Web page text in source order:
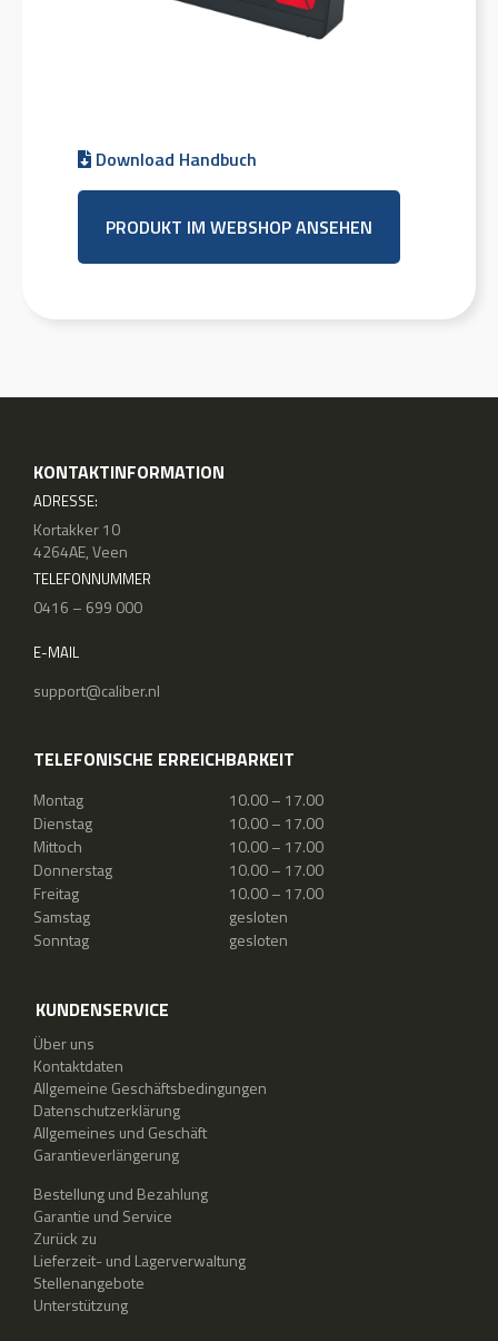
Download Handbuch
PRODUKT IM WEBSHOP ANSEHEN
KONTAKTINFORMATION
ADRESSE:
Kortakker 10
4264AE, Veen
TELEFONNUMMER
0416 – 699 000
E-MAIL
support@caliber.nl
TELEFONISCHE ERREICHBARKEIT
Montag
10.00 – 17.00
Dienstag
10.00 – 17.00
Mittoch
10.00 – 17.00
Donnerstag
10.00 – 17.00
Freitag
10.00 – 17.00
Samstag
gesloten
Sonntag
gesloten
KUNDENSERVICE
Über uns
Kontaktdaten
Allgemeine Geschäftsbedingungen
Datenschutzerklärung
Allgemeines und Geschäft
Garantieverlängerung
Bestellung und Bezahlung
Garantie und Service
Zurück zu
Lieferzeit- und Lagerverwaltung
Stellenangebote
Unterstützung